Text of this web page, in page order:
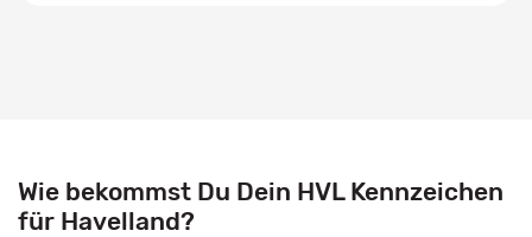
Wie bekommst Du Dein HVL Kennzeichen
für Havelland?